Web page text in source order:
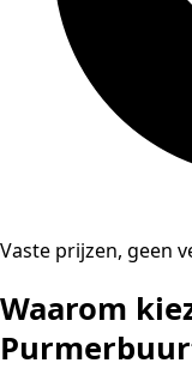
Vaste prijzen, geen
Waarom